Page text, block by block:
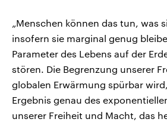
„Menschen können das tun, was
insofern sie marginal genug
Parameter des Lebens auf der
stören. Die Begrenzung unserer
globalen Erwärmung spürbar
Ergebnis genau des
unserer Freiheit und Macht, das